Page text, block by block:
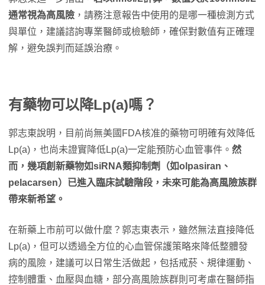
通常視為高風險 ，請務注意報告中使用的是哪一種檢測方式
與單位，建議諮詢專業醫師或檢驗師，確保對數值有正確理
解，避免誤判而延誤治療。
有藥物可以降Lp(a)嗎？
郭志東說明，目前尚無美國FDA核准的藥物可明確有效降低
Lp(a)，也尚未證實降低Lp(a)一定能預防心血管事件。 然
而，幾項創新藥物如siRNA類抑制劑（如olpasiran、
pelacarsen）已進入臨床試驗階段，未來可能為高風險族群
帶來新希望。
在新藥上市前可以做什麼？郭志東表示，雖然無法直接降低
Lp(a)，但可以透過全方位的心血管保護策略來降低整體發
病的風險，建議可以日常生活做起，包括戒菸、規律運動、
控制體重、血壓與血糖，部分高風險族群則可考慮在醫師指